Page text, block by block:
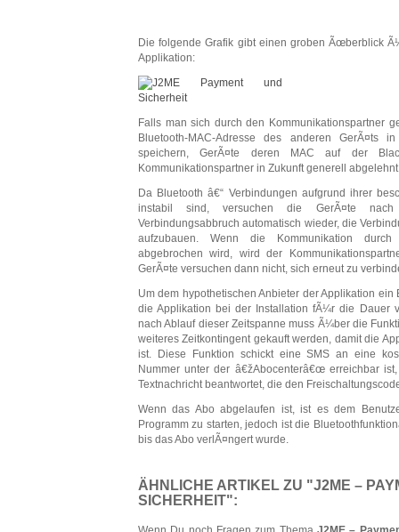
Die folgende Grafik gibt einen groben Ãœberblick
Applikation:
Falls man sich durch den Kommunikationspartner
Bluetooth-MAC-Adresse des anderen GerÃ¤ts
speichern, GerÃ¤te deren MAC auf der
Kommunikationspartner in Zukunft generell
Da Bluetooth â€“ Verbindungen aufgrund ihrer
instabil sind, versuchen die GerÃ¤te nach
Verbindungsabbruch automatisch wieder, die
aufzubauen. Wenn die Kommunikation
abgebrochen wird, wird der
GerÃ¤te versuchen dann nicht, sich erneut zu
Um dem hypothetischen Anbieter der Applikation
die Applikation bei der Installation fÃ¼r die Dauer
nach Ablauf dieser Zeitspanne muss Ã¼ber die
weiteres Zeitkontingent gekauft werden, damit die
ist. Diese Funktion schickt eine SMS an eine
Nummer unter der â€žAbocenterâ€œ erreichbar
Textnachricht beantwortet, die den
Wenn das Abo abgelaufen ist, ist es dem
Programm zu starten, jedoch ist die
bis das Abo verlÃ¤ngert wurde.
ÄHNLICHE ARTIKEL ZU "J2ME –
SICHERHEIT":